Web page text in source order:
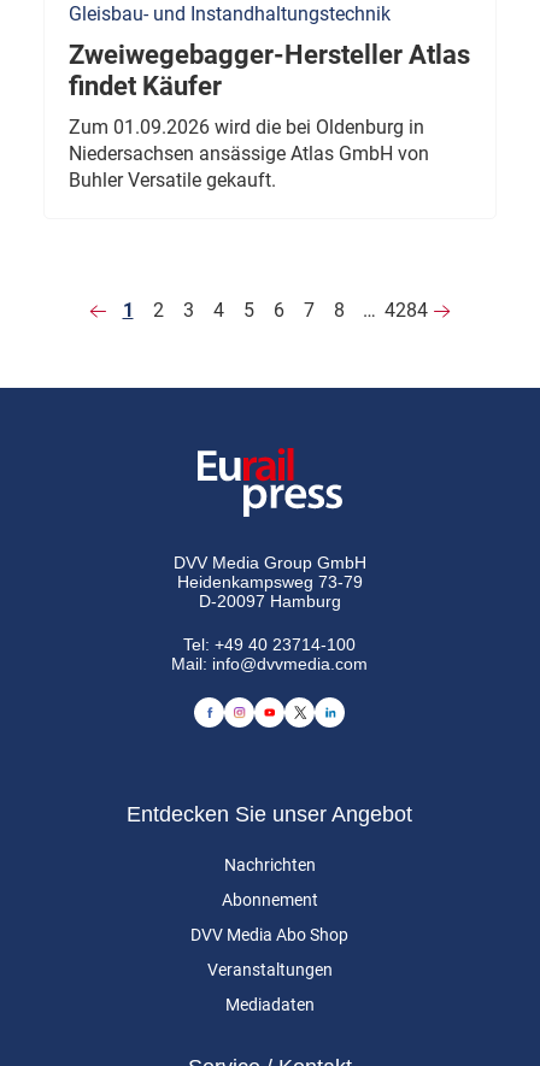
Gleisbau- und Instandhaltungstechnik
Zweiwegebagger-Hersteller Atlas
findet Käufer
Zum 01.09.2026 wird die bei Oldenburg in
Niedersachsen ansässige Atlas GmbH von
Buhler Versatile gekauft.
1 2 3 4 5 6 7 8 … 4284
DVV Media Group GmbH
Heidenkampsweg 73-79
D-20097 Hamburg
Tel:+49 40 23714-100
Mail: info@dvvmedia.com
Entdecken Sie unser Angebot
Nachrichten
Abonnement
DVV Media Abo Shop
Veranstaltungen
Mediadaten